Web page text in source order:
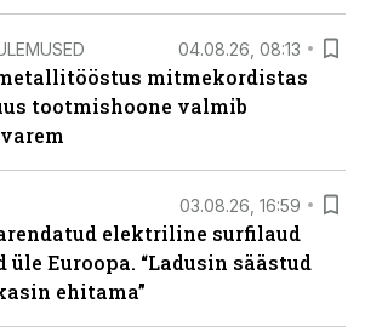
04.08.26, 08:13
mitmekordistas
tootmishoone valmib
03.08.26, 16:59
elektriline surfilaud
üle Euroopa. “Ladusin säästud
ehitama”